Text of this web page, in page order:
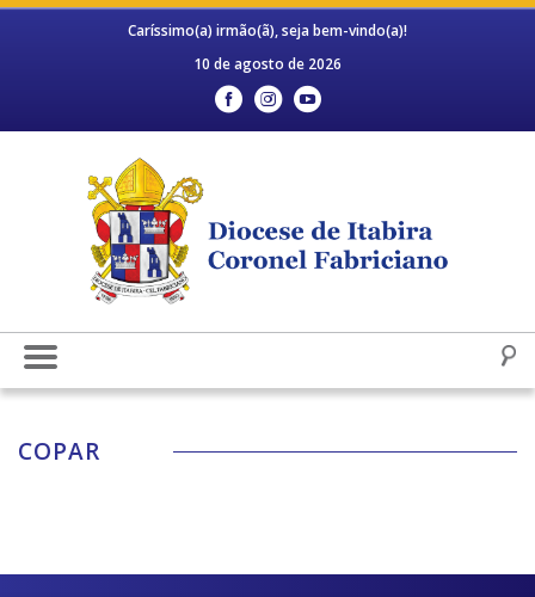
Caríssimo(a) irmão(ã), seja bem-vindo(a)!
10 de agosto de 2026
COPAR